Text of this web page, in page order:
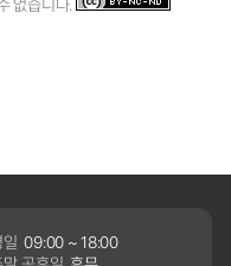
09:00 ~ 18:00